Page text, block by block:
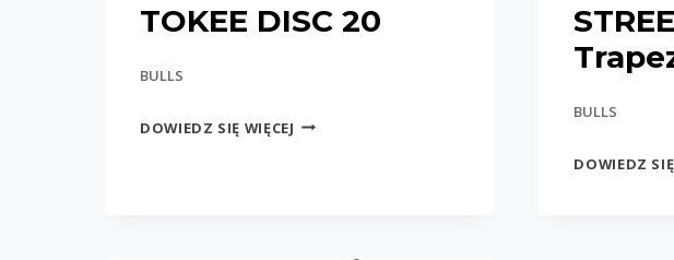
TOKEE DISC 20
BULLS
DOWIEDZ SIĘ WIĘCEJ TOKEE
BULLS
DOWIEDZ SIĘ